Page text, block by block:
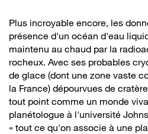
Plus incroyable encore, les
présence d'un océan d'eau
maintenu au chaud par la
rocheux. Avec ses probables
de glace (dont une zone vaste
la France) dépourvues de
tout point comme un monde
planétologue à l'université
« tout ce qu'on associe à une